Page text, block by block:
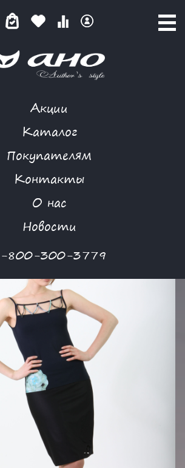
Акции
Каталог
Покупателям
Контакты
О нас
Новости
800-300-3779
ДЫМЧАТО-СИНЯЯ